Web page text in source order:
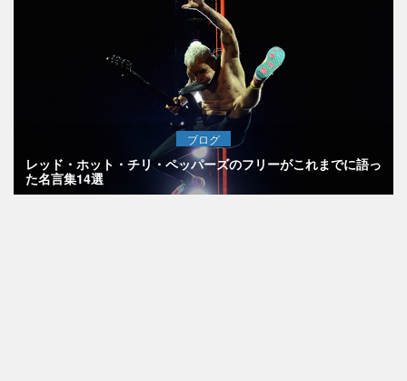
ブログ
レッド・ホット・チリ・ペッパーズのフリーがこれまでに語っ
た名言集14選